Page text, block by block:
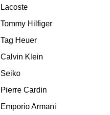
Lacoste
Tommy Hilfiger
Tag Heuer
Calvin Klein
Seiko
Pierre Cardin
Emporio Armani